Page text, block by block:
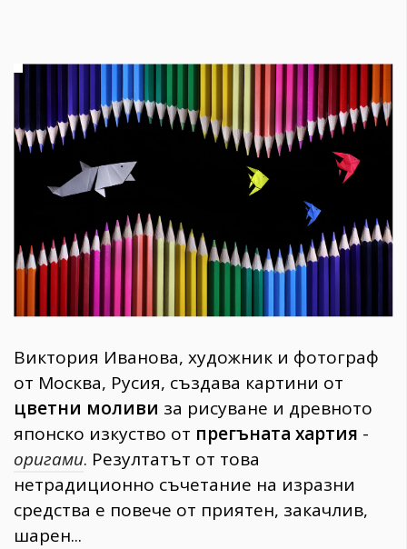
Книги
30+ 1970
Гурме 1710
Пътувай
237
Здраве 389
Gentlemen
382
Wellness
1817
ПОСЛЕДВАЙТЕ
НИ
Виктория Иванова, художник и фотограф
от Москва, Русия, създава картини от
цветни моливи за рисуване и древното
японско изкуство от прегъната хартия -
оригами. Резултатът от това
нетрадиционно съчетание на изразни
средства е повече от приятен, закачлив,
шарен...